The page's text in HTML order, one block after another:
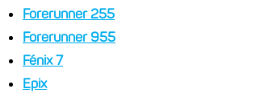
Forerunner 255
Forerunner 955
Fénix 7
Epix